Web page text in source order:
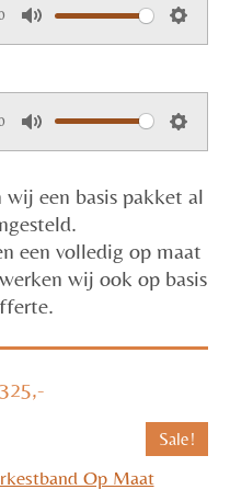
M
t
e
S
t
t
n
s
M
t
e
S
t
i
s
wij een basis pakket al
een volledig op maat
wij ook op basis
Sale!
Op Maat